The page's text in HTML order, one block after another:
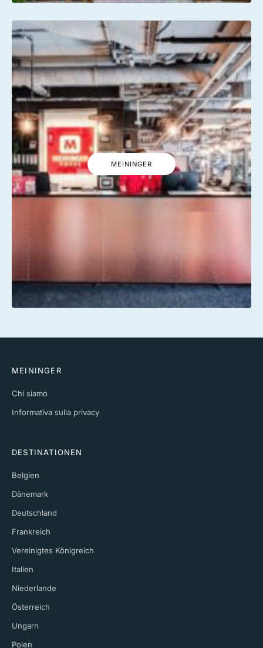
MEININGER
MEININGER
Chi siamo
Informativa sulla privacy
DESTINATIONEN
Belgien
Dänemark
Deutschland
Frankreich
Vereinigtes Königreich
Italien
Niederlande
Österreich
Ungarn
Polen